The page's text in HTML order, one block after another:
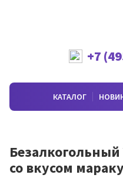
+7
КАТАЛОГ
со вкусом